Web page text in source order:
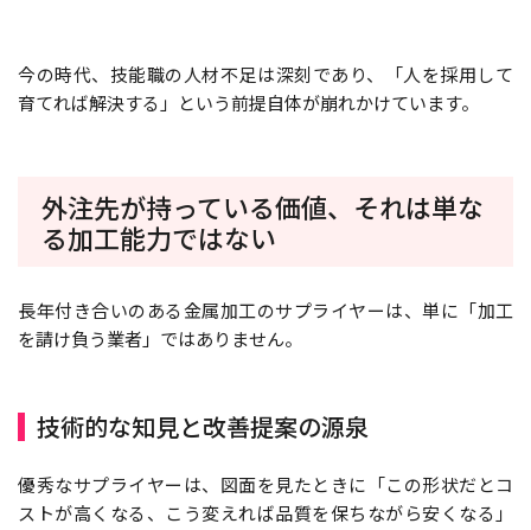
今の時代、技能職の人材不足は深刻であり、「人を採用して
育てれば解決する」という前提自体が崩れかけています。
外注先が持っている価値、それは単な
る加工能力ではない
長年付き合いのある金属加工のサプライヤーは、単に「加工
を請け負う業者」ではありません。
技術的な知見と改善提案の源泉
優秀なサプライヤーは、図面を見たときに「この形状だとコ
ストが高くなる、こう変えれば品質を保ちながら安くなる」